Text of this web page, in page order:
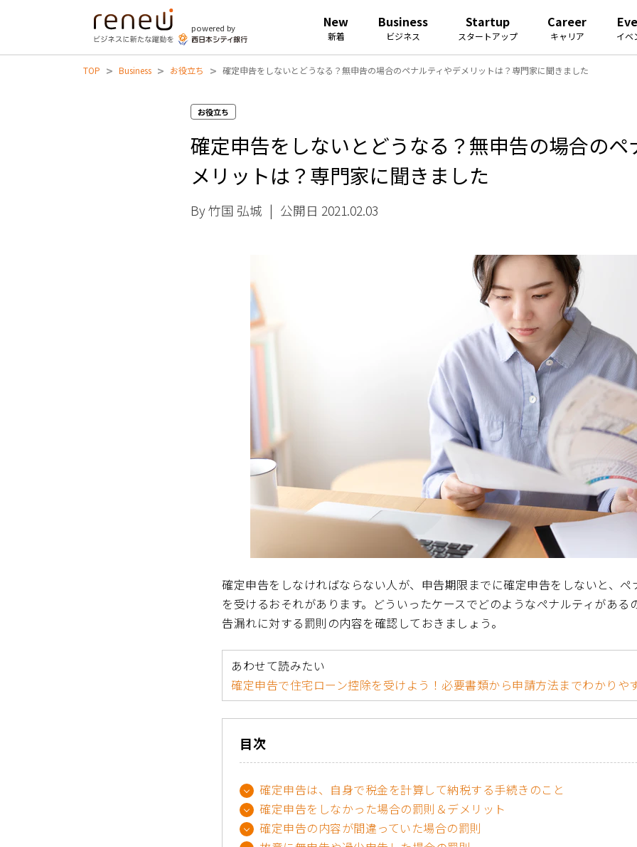
powered by New
新着
Business
ビジネス
Startup
スタートアップ
Career
キャリア イベ
TOP > Business > お役立ち > 確定申告をしないとどうなる？無申告の場合のペナルティやデメリットは？専門家に聞きました
お役立ち
確定申告をしないとどうなる？無申告の場合のペ
メリットは？専門家に聞きました
By 竹国 弘城 | 公開日 2021.02.03
確定申告をしなければならない人が、申告期限までに確定申告をしないと、ペ
を受けるおそれがあります。どういったケースでどのようなペナルティがある
告漏れに対する罰則の内容を確認しておきましょう。
あわせて読みたい
確定申告で住宅ローン控除を受けよう！必要書類から申請方法までわかりや
目次
確定申告は、自身で税金を計算して納税する手続きのこと
確定申告をしなかった場合の罰則＆デメリット
確定申告の内容が間違っていた場合の罰則